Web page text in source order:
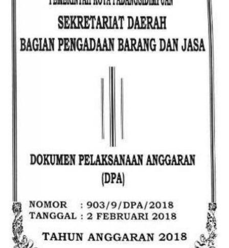
PEMERINTAHAN
SEJARAH
DOKUMENTASI
KONTAK
Language
English